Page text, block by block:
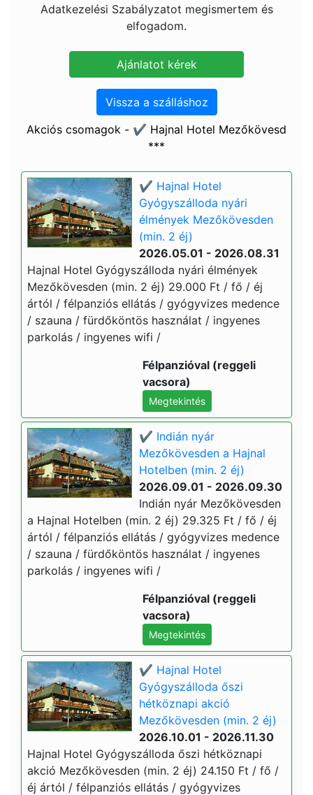
Adatkezelési Szabályzatot megismertem és
elfogadom.
Vissza a szálláshoz
Akciós csomagok - ✔️ Hajnal Hotel Mezőkövesd
***
✔️ Hajnal Hotel
Gyógyszálloda nyári
élmények Mezőkövesden
(min. 2 éj)
2026.05.01 - 2026.08.31
Hajnal Hotel Gyógyszálloda nyári élmények
Mezőkövesden (min. 2 éj) 29.000 Ft / fő / éj
ártól / félpanziós ellátás / gyógyvizes medence
/ szauna / fürdőköntös használat / ingyenes
parkolás / ingyenes wifi /
Félpanzióval (reggeli
vacsora)
Megtekintés
✔️ Indián nyár
Mezőkövesden a Hajnal
Hotelben (min. 2 éj)
2026.09.01 - 2026.09.30
Indián nyár Mezőkövesden
a Hajnal Hotelben (min. 2 éj) 29.325 Ft / fő / éj
ártól / félpanziós ellátás / gyógyvizes medence
/ szauna / fürdőköntös használat / ingyenes
parkolás / ingyenes wifi /
Félpanzióval (reggeli
vacsora)
Megtekintés
✔️ Hajnal Hotel
Gyógyszálloda őszi
hétköznapi akció
Mezőkövesden (min. 2 éj)
2026.10.01 - 2026.11.30
Hajnal Hotel Gyógyszálloda őszi hétköznapi
akció Mezőkövesden (min. 2 éj) 24.150 Ft / fő /
éj ártól / félpanziós ellátás / gyógyvizes